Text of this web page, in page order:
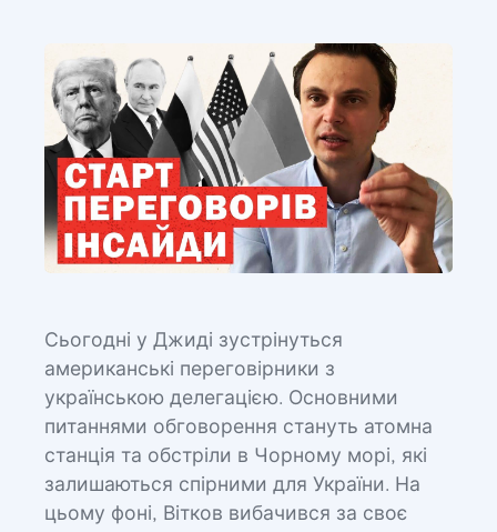
Сьогодні у Джиді зустрінуться
американські переговірники з
українською делегацією. Основними
питаннями обговорення стануть атомна
станція та обстріли в Чорному морі, які
залишаються спірними для України. На
цьому фоні, Вітков вибачився за своє